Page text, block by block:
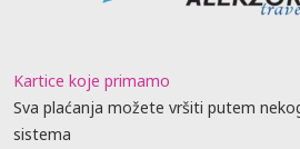
Kartice koje primamo
Sva plaćanja možete vršiti putem
sistema